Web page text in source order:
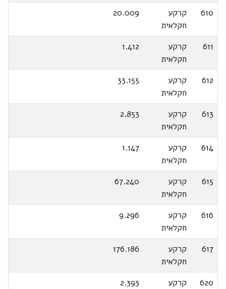
610
קרקע
חקלאית
20.009
611
קרקע
חקלאית
1.412
612
קרקע
חקלאית
33.155
613
קרקע
חקלאית
2.853
614
קרקע
חקלאית
1.147
615
קרקע
חקלאית
67.240
616
קרקע
חקלאית
9.296
617
קרקע
חקלאית
176.186
620
קרקע
2.393